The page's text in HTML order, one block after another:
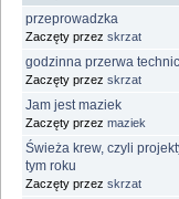
przeprowadzka
Zaczęty przez skrzat
godzinna przerwa
Zaczęty przez skrzat
Jam jest maziek
Zaczęty przez maziek
Świeża krew, czyli
tym roku
Zaczęty przez skrzat